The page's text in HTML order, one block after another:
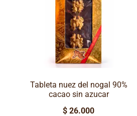
Tableta nuez del nogal 90%
cacao sin azucar
$ 26.000